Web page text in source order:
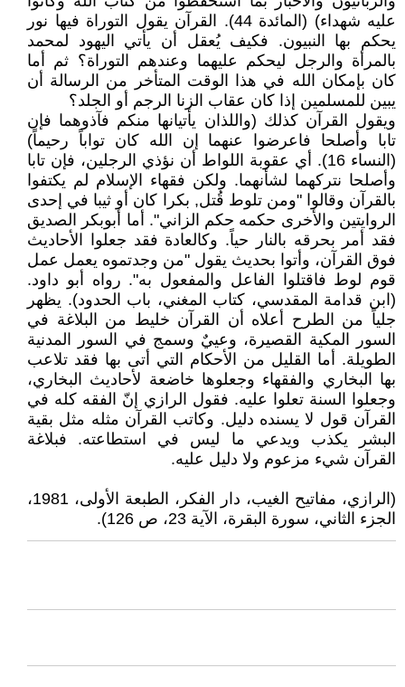
عليه شهداء) (المائدة 44). القرآن يقول التوراة فيها نور
يحكم بها النبيون. فكيف يُعقل أن يأتي اليهود لمحمد
بالمرأة والرجل ليحكم عليهما وعندهم التوراة؟ ثم أما
كان بإمكان الله في هذا الوقت المتأخر من الرسالة أن
يبين للمسلمين إذا كان عقاب الزنا الرجم أو الجلد؟
ويقول القرآن كذلك (واللذان يأتيانها منكم فآذوهما فإن
تابا وأصلحا فاعرضوا عنهما إن الله كان تواباً رحيماً)
(النساء 16). أي عقوبة اللواط أن نؤذي الرجلين، فإن تابا
وأصلحا نتركهما لشأنهما. ولكن فقهاء الإسلام لم يكتفوا
بالقرآن وقالوا "ومن تلوط قُتل‏,‏ بكرا كان أو ثيبا في إحدى
الروايتين والأخرى حكمه حكم الزاني". أما أبوبكر الصديق
فقد أمر بحرقه بالنار حياً. وكالعادة فقد جعلوا الأحاديث
فوق القرآن، وأتوا بحديث يقول "من وجدتموه يعمل عمل
قوم لوط فاقتلوا الفاعل والمفعول به‏". رواه أبو داود.
(ابن قدامة المقدسي، كتاب المغني، باب الحدود). يظهر
جلياً من الطرح أعلاه أن القرآن خليط من البلاغة في
السور المكية القصيرة، وعييٌ وسمج في السور المدنية
الطويلة. أما القليل من الأحكام التي أتى بها فقد تلاعب
بها البخاري والفقهاء وجعلوها خاضعة لأحاديث البخاري،
وجعلوا السنة تعلوا عليه. فقول الرازي إنّ الفقه كله في
القرآن قول لا يسنده دليل. وكاتب القرآن مثله مثل بقية
البشر يكذب ويدعي ما ليس في استطاعته. فبلاغة
القرآن شيء مزعوم ولا دليل عليه.
(الرازي، مفاتيح الغيب، دار الفكر، الطبعة الأولى، 1981،
الجزء الثاني، سورة البقرة، الآية 23، ص 126).